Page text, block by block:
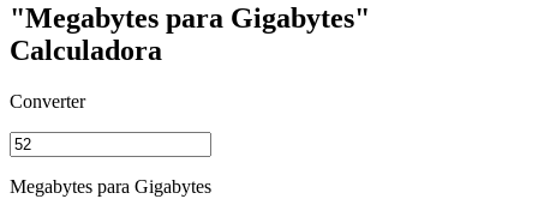
"Megabytes para Gigabytes"
Calculadora
Converter
Megabytes para Gigabytes